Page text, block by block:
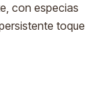
con especias
toque